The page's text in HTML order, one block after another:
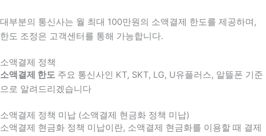
대부분의 통신사는 월 최대 100만원의 소액결제 한도를 제공하며,
한도 조정은 고객센터를 통해 가능합니다.
소액결제 정책
소액결제 한도 주요 통신사인 KT, SKT, LG, U유플러스, 알뜰폰 기준
으로 알려드리겠습니다
소액결제 정책 미납 (소액결제 현금화 정책 미납)
소액결제 현금화 정책 미납이란, 소액결제 현금화를 이용할 때 결제